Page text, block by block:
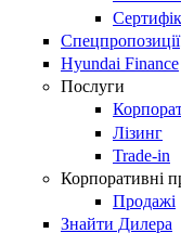
Спецпропозиції
Hyundai Finance
Послуги
Лізинг
Trade-in
Корпоративні
Продажі
Знайти Дилера